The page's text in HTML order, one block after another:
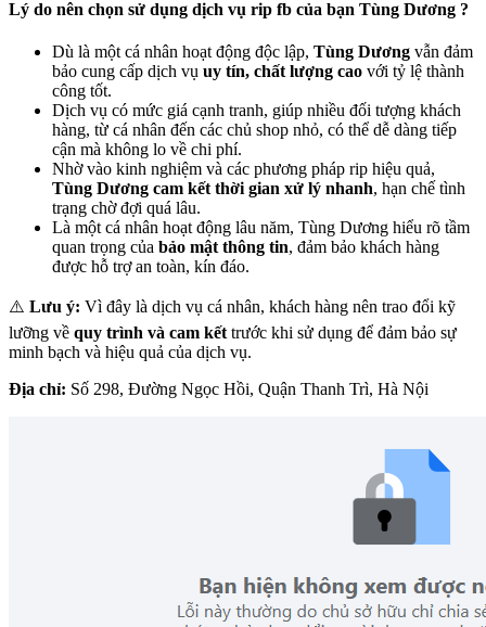
Lý do nên chọn sử dụng dịch vụ rip fb của bạn Tùng Dương ?
Dù là một cá nhân hoạt động độc lập, Tùng Dương vẫn đảm
bảo cung cấp dịch vụ uy tín, chất lượng cao với tỷ lệ thành
công tốt.
Dịch vụ có mức giá cạnh tranh, giúp nhiều đối tượng khách
hàng, từ cá nhân đến các chủ shop nhỏ, có thể dễ dàng tiếp
cận mà không lo về chi phí.
Nhờ vào kinh nghiệm và các phương pháp rip hiệu quả,
Tùng Dương cam kết thời gian xử lý nhanh, hạn chế tình
trạng chờ đợi quá lâu.
Là một cá nhân hoạt động lâu năm, Tùng Dương hiểu rõ tầm
quan trọng của bảo mật thông tin, đảm bảo khách hàng
được hỗ trợ an toàn, kín đáo.
⚠️ Lưu ý: Vì đây là dịch vụ cá nhân, khách hàng nên trao đổi kỹ
lưỡng về quy trình và cam kết trước khi sử dụng để đảm bảo sự
minh bạch và hiệu quả của dịch vụ.
Địa chỉ: Số 298, Đường Ngọc Hồi, Quận Thanh Trì, Hà Nội